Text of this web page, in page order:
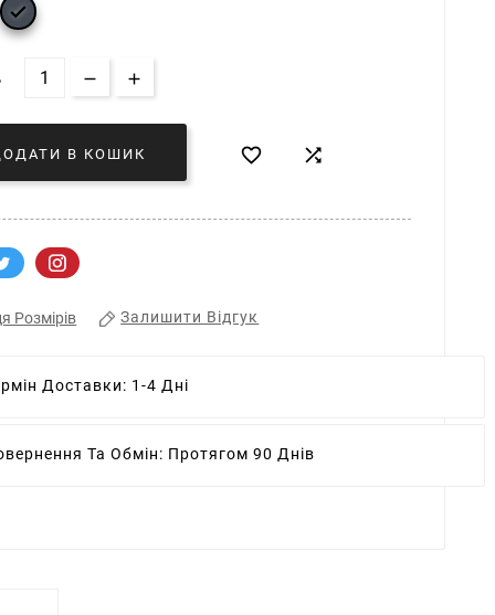

В КОШИК  
Розмірів Залишити Відгук
Доставки: 1-4 Дні
Та Обмін: Протягом 90 Днів